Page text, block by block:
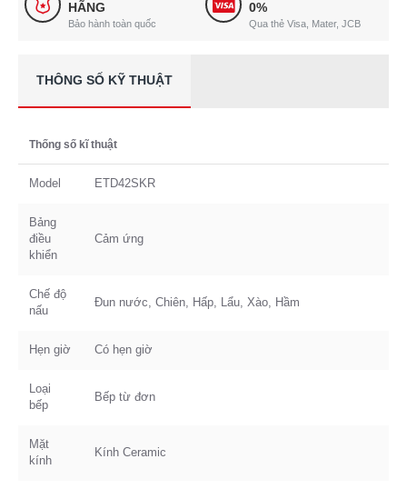
HÃNG
Bảo hành toàn quốc
0%
Qua thẻ Visa, Mater, JCB
THÔNG SỐ KỸ THUẬT
Thống số kĩ thuật
Model ETD42SKR
Bảng
điều
khiển
Cảm ứng
Chế độ
nấu
Đun nước, Chiên, Hấp, Lẩu, Xào, Hầm
Hẹn giờ Có hẹn giờ
Loại
bếp
Bếp từ đơn
Mặt
kính
Kính Ceramic